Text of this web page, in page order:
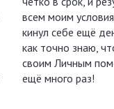
всем моим
кинул себе ещё
как точно знаю,
своим Личным
ещё много раз!